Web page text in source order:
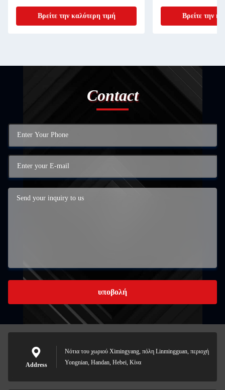
12.9
Βρείτε την καλύτερη τιμή
Βρείτε την
Contact
υποβολή
Address
Νότια του χωριού Ximingyang, πόλη Linmingguan, περιοχή
Yongnian, Handan, Hebei, Κίνα